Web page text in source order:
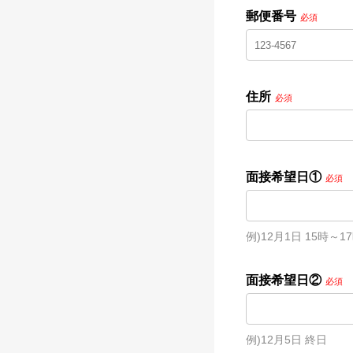
郵便番号 必須
住所 必須
面接希望日① 必須
例)12月1日 15時～
面接希望日② 必須
例)12月5日 終日